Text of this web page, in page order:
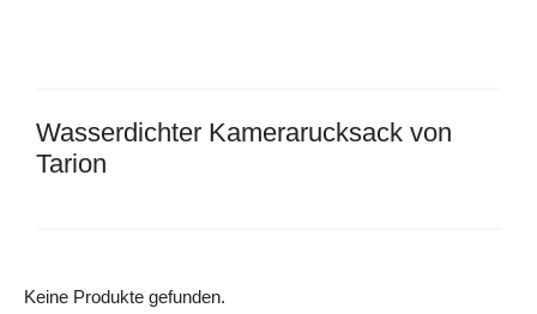
Wasserdichter Kamerarucksack von
Tarion
Keine Produkte gefunden.